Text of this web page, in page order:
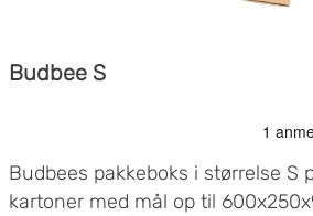
Budbee S
Budbees pakkeboks i størrelse S
kartoner med mål op til